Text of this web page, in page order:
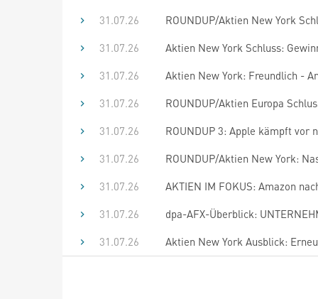
31.07.26
ROUNDUP/Aktien New York
31.07.26
Aktien New York Schluss:
31.07.26
Aktien New York: Freundlich -
31.07.26
ROUNDUP/Aktien Europa
31.07.26
ROUNDUP 3: Apple kämpft vor
31.07.26
ROUNDUP/Aktien New York:
31.07.26
AKTIEN IM FOKUS: Amazon
31.07.26
dpa-AFX-Überblick:
31.07.26
Aktien New York Ausblick: